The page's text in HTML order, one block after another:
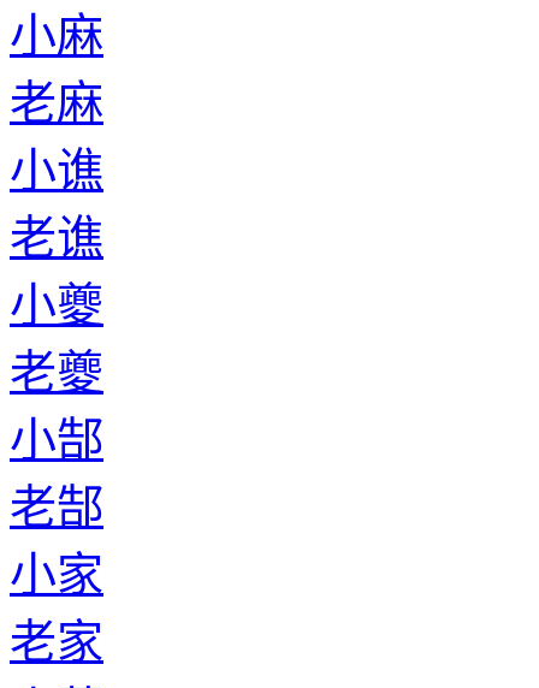
小麻
老麻
小谯
老谯
小夔
老夔
小郜
老郜
小家
老家